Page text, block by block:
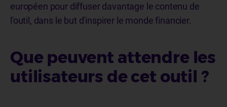
européen pour diffuser davantage le contenu de
l'outil, dans le but d'inspirer le monde financier.
Que peuvent attendre les
utilisateurs de cet outil ?